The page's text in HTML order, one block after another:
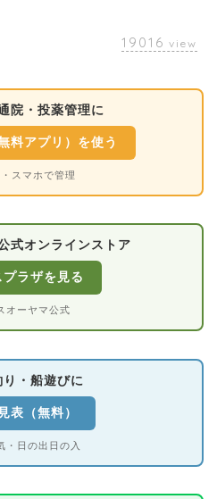
19016 view
院・投薬管理に
料アプリ）を使う
スマホで管理
式オンラインストア
プラザを見る
オーヤマ公式
り・船遊びに
表（無料）
・日の出日の入